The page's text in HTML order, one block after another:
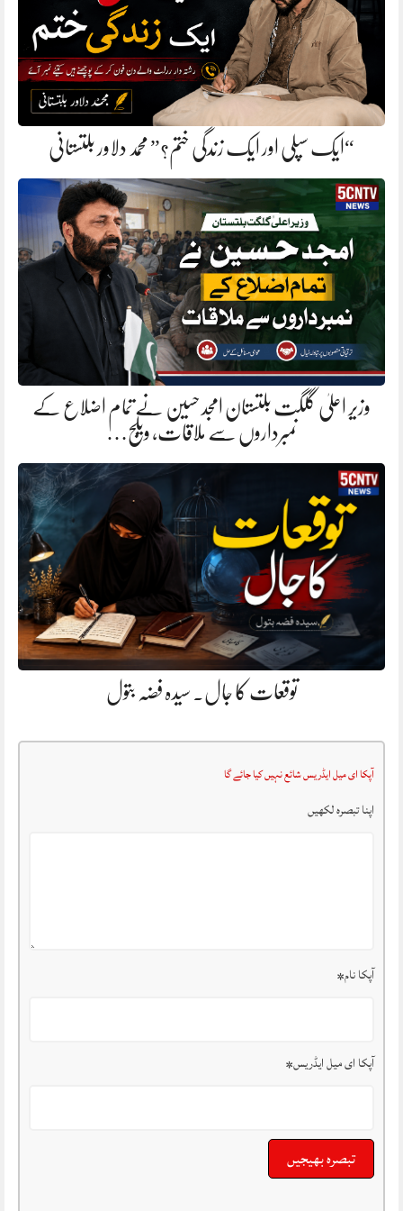
“ایک سپلی اور ایک زندگی ختم؟” محمد دلاور بلتستانی
وزیر اعلیٰ گلگت بلتستان امجد حسین نے تمام اضلاع کے
نمبرداروں سے ملاقات، ویلج…
توقعات کا جال. سیدہ فضہ بتول
آپکا ای میل ایڈریس شائع نہیں کیا جائے گا
اپنا تبصرہ لکھیں
آپکا نام*
آپکا ای میل ایڈریس*